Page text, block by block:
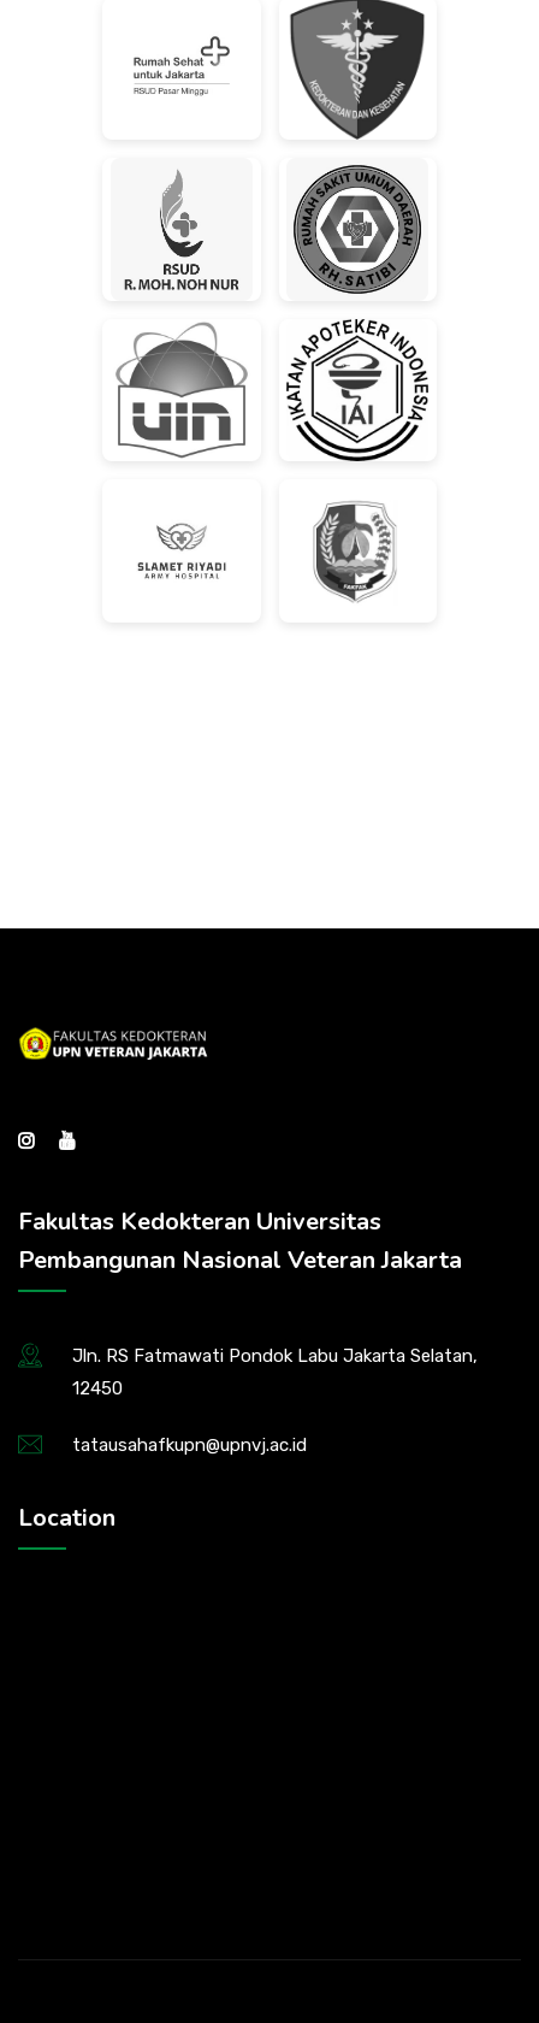
Fakultas Kedokteran Universitas
Pembangunan Nasional Veteran Jakarta
Jln. RS Fatmawati Pondok Labu Jakarta Selatan,
12450
tatausahafkupn@upnvj.ac.id
Location